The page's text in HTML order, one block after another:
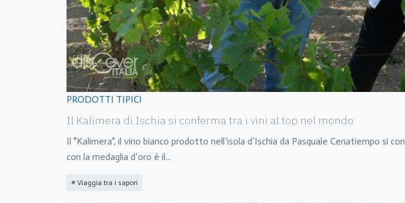
PRODOTTI TIPICI
Il Kalimera di Ischia si conferma tra i vini al top nel mondo
Il "Kalimera", il vino bianco prodotto nell’isola d’Ischia da Pasquale Cenatiempo
con la medaglia d’oro è il...
Viaggia tra i sapori